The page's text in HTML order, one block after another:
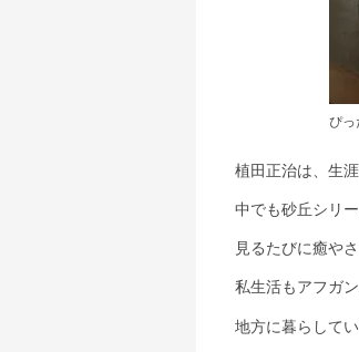
ぴっ
植田正治は、生
中でも砂丘シリ
見るたびに癒やさ
私生活もアフガ
地方に暮らして